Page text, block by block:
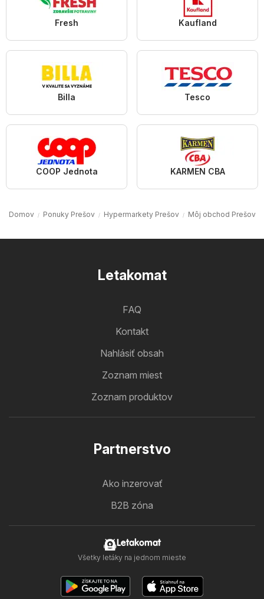
Fresh Kaufland
Billa Tesco
COOP Jednota KARMEN CBA
Domov Ponuky Prešov Hypermarkety Prešov Môj obchod Prešov
Letakomat
FAQ
Kontakt
Nahlásiť obsah
Zoznam miest
Zoznam produktov
Partnerstvo
Ako inzerovať
B2B zóna
Letakomat
Všetky letáky na jednom mieste